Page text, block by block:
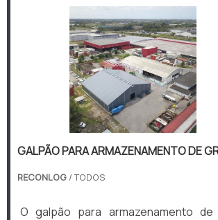
GALPÃO PARA ARMAZENAMENTO DE
RECONLOG / TODOS
O galpão para armazenamento de